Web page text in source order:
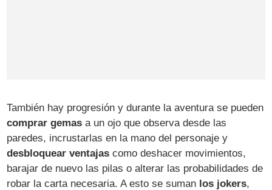
También hay progresión y durante la aventura se pueden
comprar gemas a un ojo que observa desde las
paredes, incrustarlas en la mano del personaje y
desbloquear ventajas como deshacer movimientos,
barajar de nuevo las pilas o alterar las probabilidades de
robar la carta necesaria. A esto se suman los jokers,